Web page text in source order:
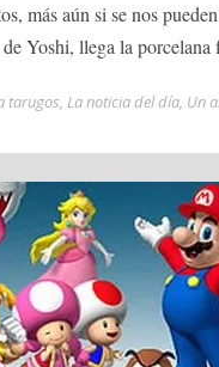
más aún si se nos
Yoshi, llega la
tarugos, La noticia del día, Un